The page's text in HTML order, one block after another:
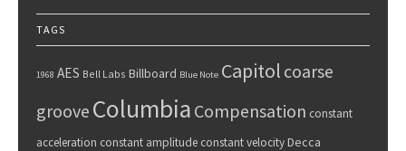
TAGS
1968 AES Bell Labs Billboard Blue Note Capitol coarse
groove Columbia Compensation constant
acceleration constant amplitude constant velocityDecca